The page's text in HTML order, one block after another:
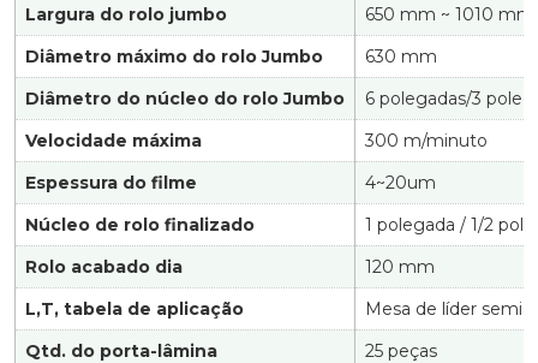
Largura do rolo jumbo
650 mm ~ 1010 mm
Diâmetro máximo do rolo Jumbo
630 mm
Diâmetro do núcleo do rolo Jumbo
6 polegadas/3
Velocidade máxima
300 m/minuto
Espessura do filme
4~20um
Núcleo de rolo finalizado
1 polegada / 1/2
Rolo acabado dia
120 mm
L,T, tabela de aplicação
Mesa de líder
Qtd. do porta-lâmina
25 peças